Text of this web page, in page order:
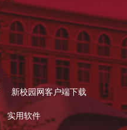
新校园网客户端下载
实用软件